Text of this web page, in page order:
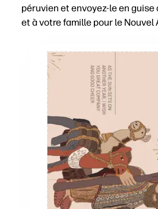
péruvien et envoyez-le en
et à votre famille pour le Nouvel
Vous obtenez un artisanat
L'art péruvien brillant
Fonctionne pour la maison,
Facile à personnaliser -